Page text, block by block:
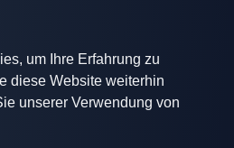
um Ihre Erfahrung zu
diese Website weiterhin
unserer Verwendung von